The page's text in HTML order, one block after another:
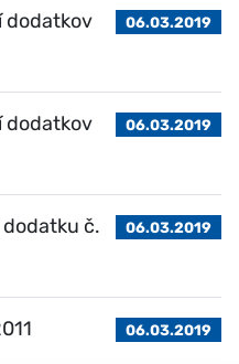
dodatkov
06.03.2019
dodatkov
06.03.2019
dodatku č.
06.03.2019
06.03.2019